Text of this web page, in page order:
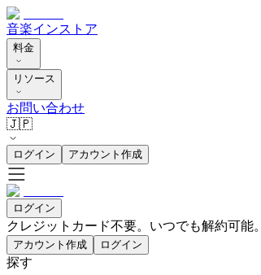
音楽インストア
料金
リソース
お問い合わせ
🇯🇵
ログイン アカウント作成
ログイン
クレジットカード不要。いつでも解約可能。
アカウント作成 ログイン
探す